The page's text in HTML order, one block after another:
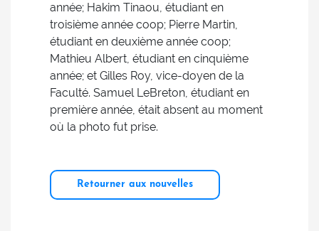
année; Hakim Tinaou, étudiant en
troisième année coop; Pierre Martin,
étudiant en deuxième année coop;
Mathieu Albert, étudiant en cinquième
année; et Gilles Roy, vice-doyen de la
Faculté. Samuel LeBreton, étudiant en
première année, était absent au moment
où la photo fut prise.
Retourner aux nouvelles